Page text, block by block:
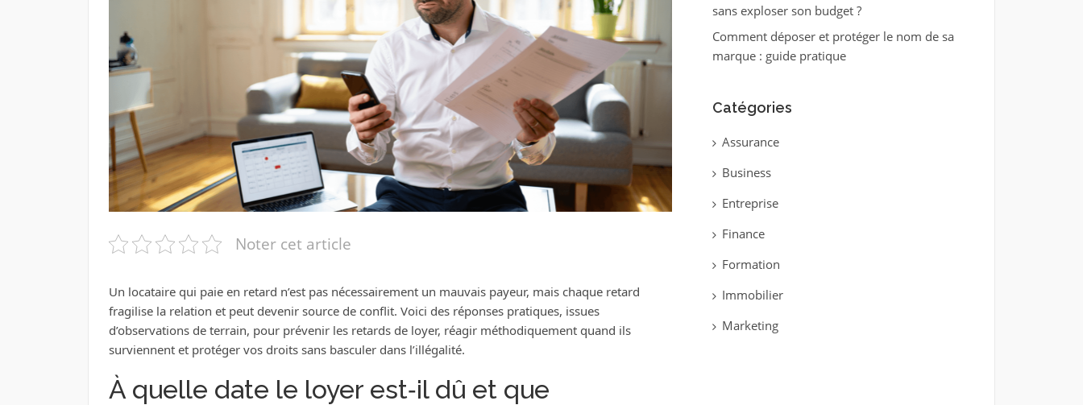
Noter cet article
Un locataire qui paie en retard n’est pas nécessairement un mauvais payeur, mais chaque retard
fragilise la relation et peut devenir source de conflit. Voici des réponses pratiques, issues
d’observations de terrain, pour prévenir les retards de loyer, réagir méthodiquement quand ils
surviennent et protéger vos droits sans basculer dans l’illégalité.
À quelle date le loyer est‑il dû et que
sans exploser son budget ?
Comment déposer et protéger le nom de sa
marque : guide pratique
Catégories
Assurance
Business
Entreprise
Finance
Formation
Immobilier
Marketing